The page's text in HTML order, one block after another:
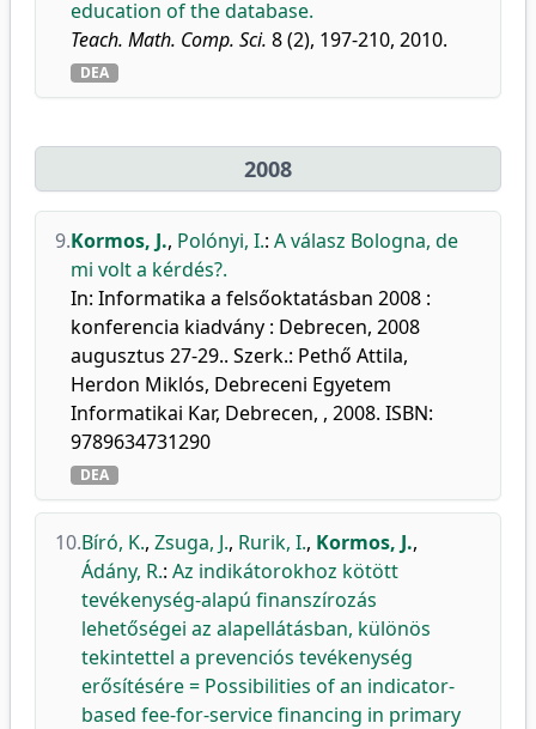
education of the database.
Teach. Math. Comp. Sci. 8 (2), 197-210, 2010.
DEA
2008
9.Kormos, J., Polónyi, I.: A válasz Bologna, de
mi volt a kérdés?.
In: Informatika a felsőoktatásban 2008 :
konferencia kiadvány : Debrecen, 2008
augusztus 27-29.. Szerk.: Pethő Attila,
Herdon Miklós, Debreceni Egyetem
Informatikai Kar, Debrecen, , 2008. ISBN:
9789634731290
DEA
10.Bíró, K., Zsuga, J., Rurik, I., Kormos, J.,
Ádány, R.: Az indikátorokhoz kötött
tevékenység-alapú finanszírozás
lehetőségei az alapellátásban, különös
tekintettel a prevenciós tevékenység
erősítésére = Possibilities of an indicator-
based fee-for-service financing in primary